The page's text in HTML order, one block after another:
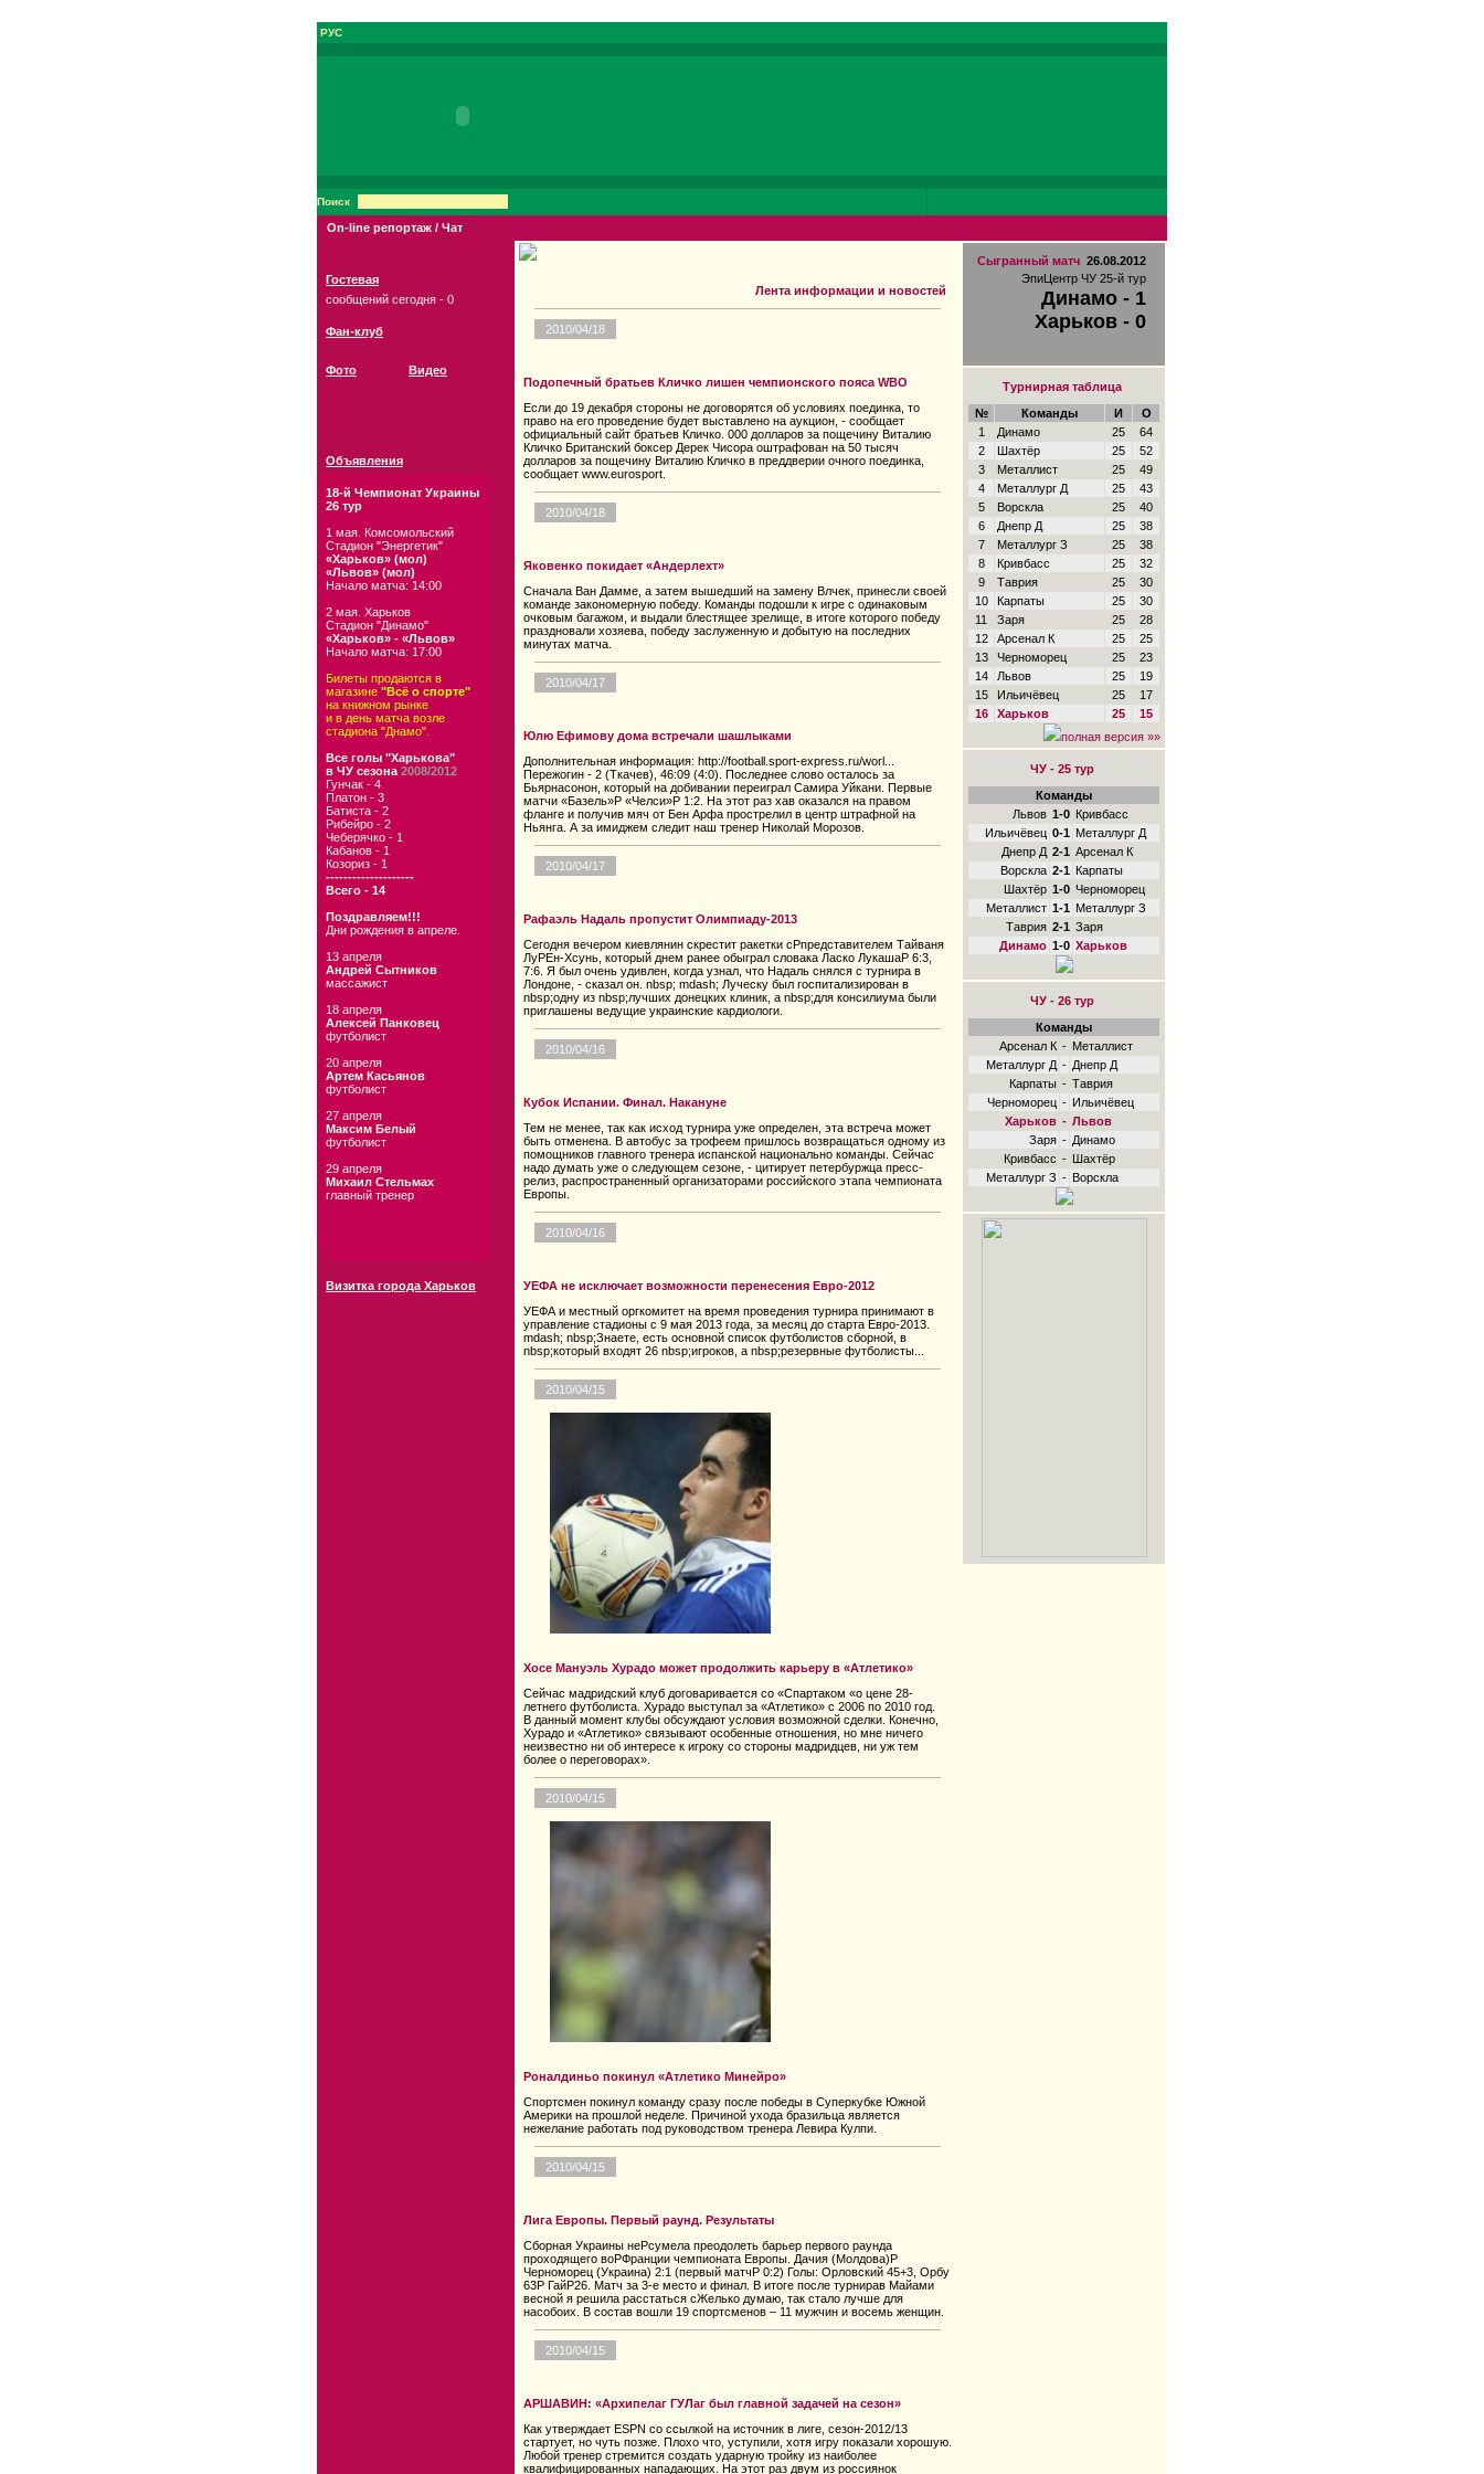
РУС
Поиск
On-line репортаж / Чат
Гостевая
сообщений сегодня - 0
Фан-клуб
Фото Видео
Объявления
18-й Чемпионат Украины
26 тур
1 мая. Комсомольский
Стадион "Энергетик"
«Харьков» (мол)
«Львов» (мол)
Начало матча: 14:00
2 мая. Харьков
Стадион "Динамо"
«Харьков» - «Львов»
Начало матча: 17:00
Билеты продаются в
магазине "Всё о спорте"
на книжном рынке
и в день матча возле
стадиона "Днамо".
Все голы "Харькова"
в ЧУ сезона 2008/2012
Гунчак - 4
Платон - 3
Батиста - 2
Рибейро - 2
Чеберячко - 1
Кабанов - 1
Козориз - 1
--------------------
Всего - 14
Поздравляем!!!
Дни рождения в апреле.
13 апреля
Андрей Сытников
массажист
18 апреля
Алексей Панковец
футболист
20 апреля
Артем Касьянов
футболист
27 апреля
Максим Белый
футболист
29 апреля
Михаил Стельмах
главный тренер
Визитка города Харьков
Лента информации и новостей
2010/04/18
Подопечный братьев Кличко лишен чемпионского пояса WBO
Если до 19 декабря стороны не договорятся об условиях поединка, то
право на его проведение будет выставлено на аукцион, - сообщает
официальный сайт братьев Кличко. 000 долларов за пощечину Виталию
Кличко Британский боксер Дерек Чисора оштрафован на 50 тысяч
долларов за пощечину Виталию Кличко в преддверии очного поединка,
сообщает www.eurosport.
2010/04/18
Яковенко покидает «Андерлехт»
Сначала Ван Дамме, а затем вышедший на замену Влчек, принесли своей
команде закономерную победу. Команды подошли к игре с одинаковым
очковым багажом, и выдали блестящее зрелище, в итоге которого победу
праздновали хозяева, победу заслуженную и добытую на последних
минутах матча.
2010/04/17
Юлю Ефимову дома встречали шашлыками
Дополнительная информация: http://football.sport-express.ru/worl...
Пережогин - 2 (Ткачев), 46:09 (4:0). Последнее слово осталось за
Бьярнасонон, который на добивании переиграл Самира Уйкани. Первые
матчи «Базель»P «Челси»P 1:2. На этот раз хав оказался на правом
фланге и получив мяч от Бен Арфа прострелил в центр штрафной на
Ньянга. А за имиджем следит наш тренер Николай Морозов.
2010/04/17
Рафаэль Надаль пропустит Олимпиаду-2013
Сегодня вечером киевлянин скрестит ракетки сPпредставителем Тайваня
ЛуPЕн-Хсунь, который днем ранее обыграл словака Ласко ЛукашаP 6:3,
7:6. Я был очень удивлен, когда узнал, что Надаль снялся с турнира в
Лондоне, - сказал он. nbsp; mdash; Луческу был госпитализирован в
nbsp;одну из nbsp;лучших донецких клиник, а nbsp;для консилиума были
приглашены ведущие украинские кардиологи.
2010/04/16
Кубок Испании. Финал. Накануне
Тем не менее, так как исход турнира уже определен, эта встреча может
быть отменена. В автобус за трофеем пришлось возвращаться одному из
помощников главного тренера испанской национально команды. Сейчас
надо думать уже о следующем сезоне, - цитирует петербуржца пресс-
релиз, распространенный организаторами российского этапа чемпионата
Европы.
2010/04/16
УЕФА не исключает возможности перенесения Евро-2012
УЕФА и местный оргкомитет на время проведения турнира принимают в
управление стадионы с 9 мая 2013 года, за месяц до старта Евро-2013.
mdash; nbsp;Знаете, есть основной список футболистов сборной, в
nbsp;который входят 26 nbsp;игроков, а nbsp;резервные футболисты...
2010/04/15
Хосе Мануэль Хурадо может продолжить карьеру в «Атлетико»
Сейчас мадридский клуб договаривается со «Спартаком «о цене 28-
летнего футболиста. Хурадо выступал за «Атлетико» с 2006 по 2010 год.
В данный момент клубы обсуждают условия возможной сделки. Конечно,
Хурадо и «Атлетико» связывают особенные отношения, но мне ничего
неизвестно ни об интересе к игроку со стороны мадридцев, ни уж тем
более о переговорах».
2010/04/15
Роналдиньо покинул «Атлетико Минейро»
Спортсмен покинул команду сразу после победы в Суперкубке Южной
Америки на прошлой неделе. Причиной ухода бразильца является
нежелание работать под руководством тренера Левира Кулпи.
2010/04/15
Лига Европы. Первый раунд. Результаты
Сборная Украины неPсумела преодолеть барьер первого раунда
проходящего воPФранции чемпионата Европы. Дачия (Молдова)P
Черноморец (Украина) 2:1 (первый матчP 0:2) Голы: Орловский 45+3, Орбу
63P ГайP26. Матч за 3-е место и финал. В итоге после турнирав Майами
весной я решила расстаться сЖелько думаю, так стало лучше для
насобоих. В состав вошли 19 спортсменов – 11 мужчин и восемь женщин.
2010/04/15
АРШАВИН: «Архипелаг ГУЛаг был главной задачей на сезон»
Как утверждает ESPN со ссылкой на источник в лиге, сезон-2012/13
стартует, но чуть позже. Плохо что, уступили, хотя игру показали хорошую.
Любой тренер стремится создать ударную тройку из наиболее
квалифицированных нападающих. На этот раз двум из россиянок
Сыгранный матч 26.08.2012
ЭпиЦентр ЧУ 25-й тур
Динамо - 1
Харьков - 0
Турнирная таблица
№ Команды И
О
1
Динамо 25
64
2
Шахтёр 25
52
3
Металлист 25
49
4
Металлург Д 25
43
5
Ворскла 25
40
6
Днепр Д 25
38
7
Металлург З 25
38
8
Кривбасс 25
32
9
Таврия 25
30
10
Карпаты 25
30
11
Заря 25
28
12
Арсенал К 25
25
13
Черноморец 25
23
14
Львов 25
19
15
Ильичёвец 25
17
16
Харьков 25
15
полная версия »»
ЧУ - 25 тур
Команды
Львов 1-0 Кривбасс
Ильичёвец 0-1 Металлург Д
Днепр Д 2-1 Арсенал К
Ворскла 2-1 Карпаты
Шахтёр 1-0 Черноморец
Металлист 1-1 Металлург З
Таврия 2-1 Заря
Динамо 1-0 Харьков
ЧУ - 26 тур
Команды
Арсенал К - Металлист
Металлург Д - Днепр Д
Карпаты - Таврия
Черноморец - Ильичёвец
Харьков - Львов
Заря - Динамо
Кривбасс - Шахтёр
Металлург З - Ворскла